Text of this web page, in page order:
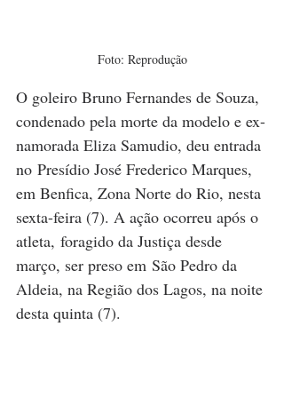
Foto: Reprodução
O goleiro Bruno Fernandes de Souza,
condenado pela morte da modelo e ex-
namorada Eliza Samudio, deu entrada
no Presídio José Frederico Marques,
em Benfica, Zona Norte do Rio, nesta
sexta-feira (7). A ação ocorreu após o
atleta, foragido da Justiça desde
março, ser preso em São Pedro da
Aldeia, na Região dos Lagos, na noite
desta quinta (7).